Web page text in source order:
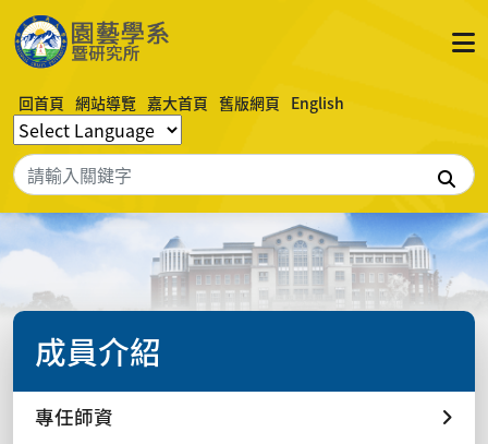
回首頁 網站導覽 嘉大首頁 舊版網頁 English
搜尋
成員介紹
專任師資